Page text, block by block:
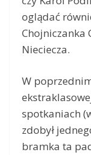
oglądać
Chojniczanka
Nieciecza.
W
spotkaniach
zdobył
bramka ta